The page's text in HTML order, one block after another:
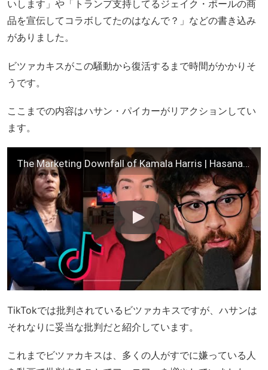
いします」や「トランプ支持してるジェイク・ポールの商
品を宣伝してコラボしてたのはなんで？」などの書き込み
がありました。
ビツァカキスがこの騒動から復活するまで時間がかかりそ
うです。
ここまでの内容はハサン・パイカーがリアクションしてい
ます。
The Marketing Downfall of Kamala Harris | Hasanabi reacts to Bee Better
TikTokでは批判されているビツァカキスですが、ハサンは
それなりに妥当な批判だと紹介しています。
これまでビツァカキスは、多くの人がすでに嫌っている人